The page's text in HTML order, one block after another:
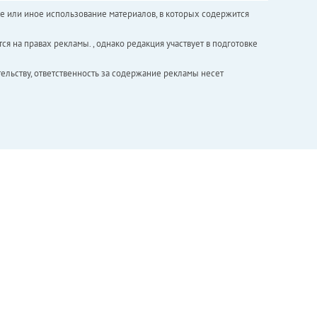
иное использование материалов, в которых содержится
правах рекламы. , однако редакция участвует в подготовке
ответственность за содержание рекламы несет